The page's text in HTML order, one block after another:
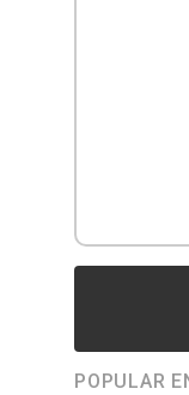
POPULAR